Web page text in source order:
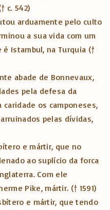
c. 542)
arduamente pelo culto
a sua vida com um
Istambul, na Turquia (†
abade de Bonnevaux,
pela defesa da
os camponeses,
pelas dívidas,
e mártir, que no
ao suplício da forca
Com ele
Pike, mártir. († 1591)
e mártir, que tendo